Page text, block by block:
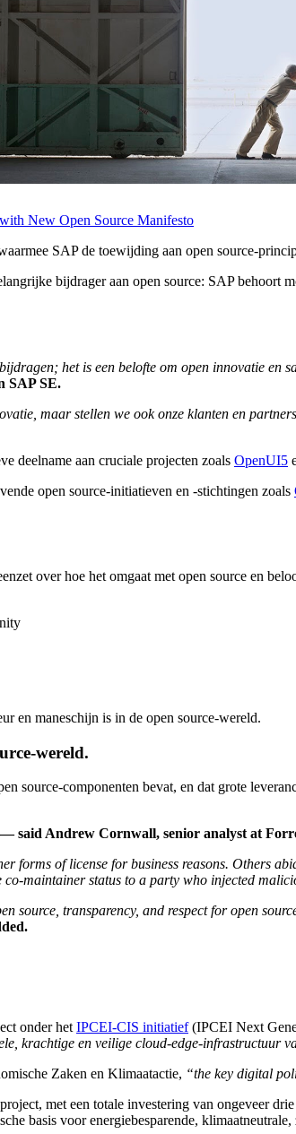
New Open Source Manifesto
SAP de toewijding aan open source-
bijdrager aan open source: SAP
het is een belofte om open innovatie en
SAP SE.
maar stellen we ook onze klanten en
deelname aan cruciale projecten zoals OpenUI5
open source-initiatieven en -stichtingen zoals
over hoe het omgaat met open source en
en maneschijn is in de open source-wereld.
wereld.
source-componenten bevat, en dat grote
— said Andrew Cornwall, senior analyst at
forms of license for business reasons. Others
maintainer status to a party who injected
source, transparency, and respect for open
onder het IPCEI-CIS initiatief(IPCEI Next
krachtige en veilige cloud-edge-infrastructuur
Zaken en Klimaatactie, “the key digital
met een totale investering van ongeveer
basis voor energiebesparende,